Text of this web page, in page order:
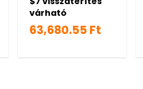
várható
63,680.55 Ft